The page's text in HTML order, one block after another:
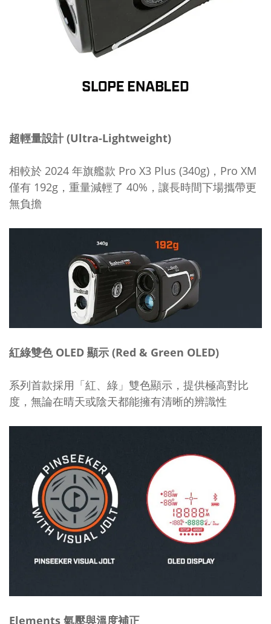
超輕量設計 (Ultra-Lightweight)
相較於 2024 年旗艦款 Pro X3 Plus (340g)，Pro XM
僅有 192g，重量減輕了 40%，讓長時間下場攜帶更
無負擔
紅綠雙色 OLED 顯示 (Red & Green OLED)
系列首款採用「紅、綠」雙色顯示，提供極高對比
度，無論在晴天或陰天都能擁有清晰的辨識性
Elements 氣壓與溫度補正